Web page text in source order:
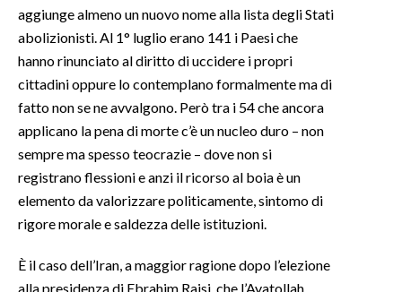
aggiunge almeno un nuovo nome alla lista degli Stati
abolizionisti. Al 1° luglio erano 141 i Paesi che
hanno rinunciato al diritto di uccidere i propri
cittadini oppure lo contemplano formalmente ma di
fatto non se ne avvalgono. Però tra i 54 che ancora
applicano la pena di morte c’è un nucleo duro – non
sempre ma spesso teocrazie – dove non si
registrano flessioni e anzi il ricorso al boia è un
elemento da valorizzare politicamente, sintomo di
rigore morale e saldezza delle istituzioni.
È il caso dell’Iran, a maggior ragione dopo l’elezione
alla presidenza di Ebrahim Raisi, che l’Ayatollah